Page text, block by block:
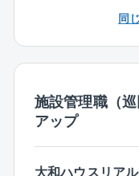
同社では中途入社
がない方も中途入
業務支援ツールな
業を抑える取り組
【同社について】
同
施設管理職（
アップ
大和ハウスリア